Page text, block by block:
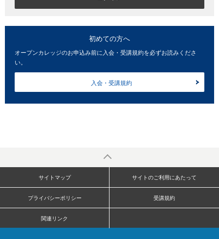
初めての方へ
オープンカレッジのお申込み前に入会・受講規約を必ずお読みくださ
い。
入会・受講規約
サイトマップ サイトのご利用にあたって
プライバシーポリシー 受講規約
関連リンク